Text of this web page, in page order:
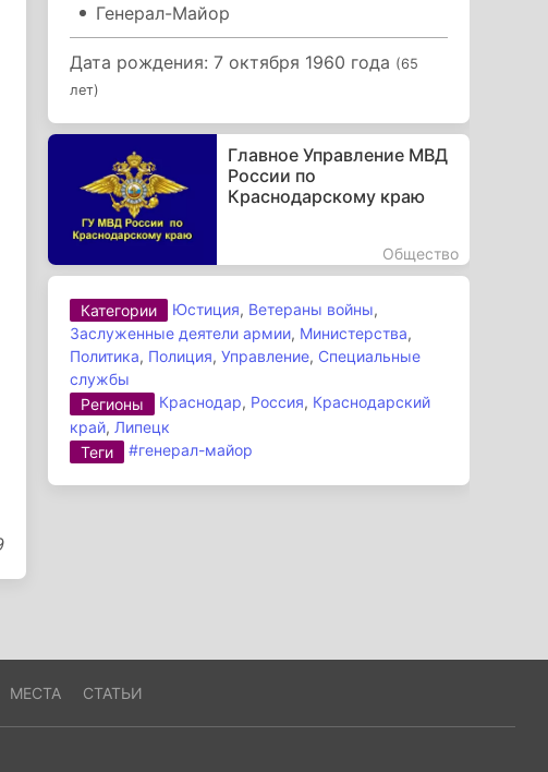
Генерал-Майор
Дата рождения: 7 октября 1960 года (65
лет)
Главное Управление МВД
России по
Краснодарскому краю
Общество
Категории Юстиция, Ветераны войны,
Заслуженные деятели армии, Министерства,
Политика, Полиция,Управление, Специальные
службы
Регионы
Краснодар, Россия, Краснодарский
край, Липецк
Теги
#генерал-майор
МЕСТА СТАТЬИ